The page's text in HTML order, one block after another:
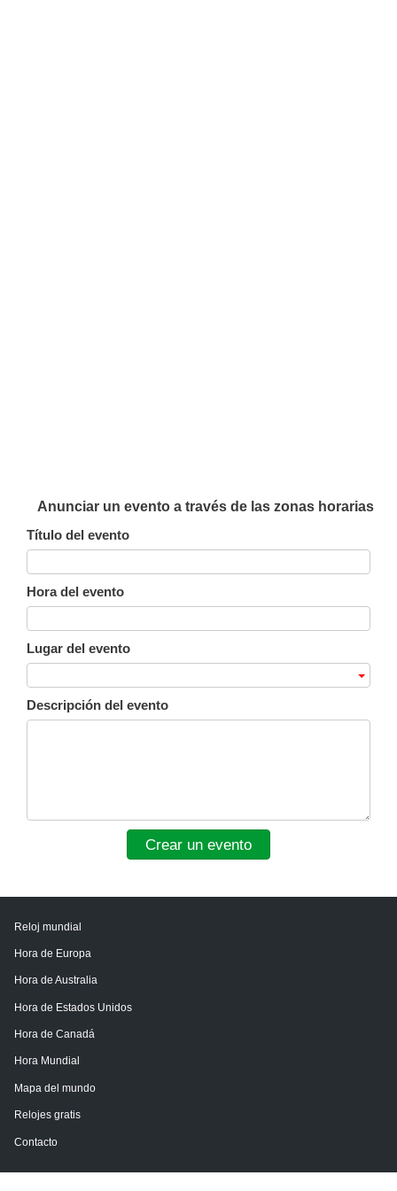
Anunciar un evento a través de las zonas horarias
Título del evento
Hora del evento
Lugar del evento
Descripción del evento
Crear un evento
Reloj mundial
Hora de Europa
Hora de Australia
Hora de Estados Unidos
Hora de Canadá
Hora Mundial
Mapa del mundo
Relojes gratis
Contacto